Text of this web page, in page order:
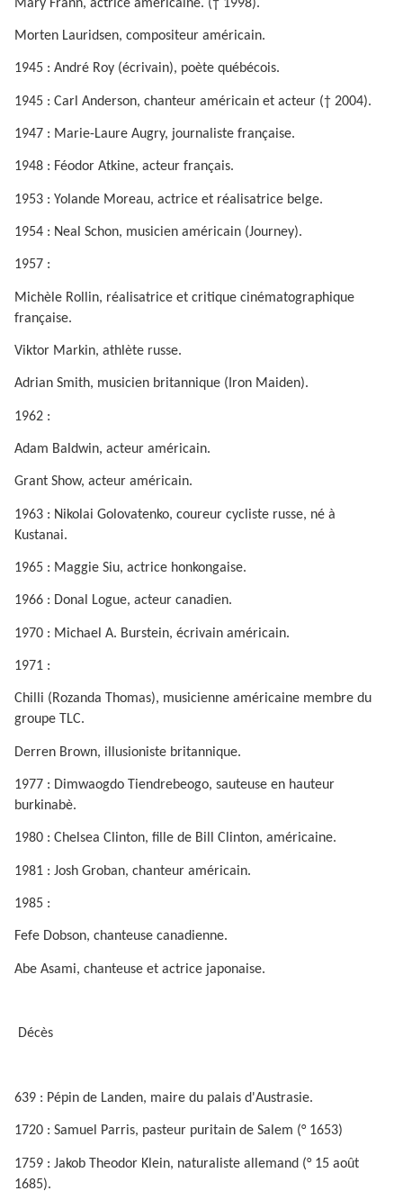
Mary Frann, actrice américaine. († 1998).
Morten Lauridsen, compositeur américain.
1945 : André Roy (écrivain), poète québécois.
1945 : Carl Anderson, chanteur américain et acteur († 2004).
1947 : Marie-Laure Augry, journaliste française.
1948 : Féodor Atkine, acteur français.
1953 : Yolande Moreau, actrice et réalisatrice belge.
1954 : Neal Schon, musicien américain (Journey).
1957 :
Michèle Rollin, réalisatrice et critique cinématographique
française.
Viktor Markin, athlète russe.
Adrian Smith, musicien britannique (Iron Maiden).
1962 :
Adam Baldwin, acteur américain.
Grant Show, acteur américain.
1963 : Nikolai Golovatenko, coureur cycliste russe, né à
Kustanai.
1965 : Maggie Siu, actrice honkongaise.
1966 : Donal Logue, acteur canadien.
1970 : Michael A. Burstein, écrivain américain.
1971 :
Chilli (Rozanda Thomas), musicienne américaine membre du
groupe TLC.
Derren Brown, illusioniste britannique.
1977 : Dimwaogdo Tiendrebeogo, sauteuse en hauteur
burkinabè.
1980 : Chelsea Clinton, fille de Bill Clinton, américaine.
1981 : Josh Groban, chanteur américain.
1985 :
Fefe Dobson, chanteuse canadienne.
Abe Asami, chanteuse et actrice japonaise.
Décès
639 : Pépin de Landen, maire du palais d'Austrasie.
1720 : Samuel Parris, pasteur puritain de Salem (° 1653)
1759 : Jakob Theodor Klein, naturaliste allemand (° 15 août
1685).